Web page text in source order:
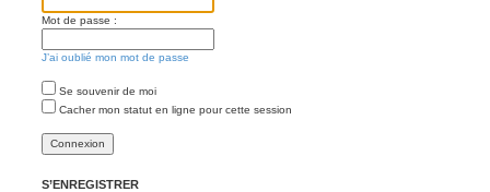
Mot de passe :
J’ai oublié mon mot de passe
Se souvenir de moi
Cacher mon statut en ligne pour cette session
S’ENREGISTRER